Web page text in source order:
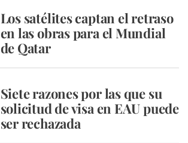
Los satélites captan el retraso
en las obras para el Mundial
de Qatar
Siete razones por las que su
solicitud de visa en EAU puede
ser rechazada